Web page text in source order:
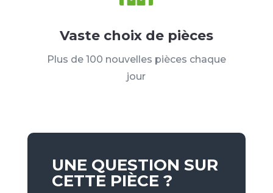
Vaste choix de pièces
Plus de 100 nouvelles pièces chaque
jour
UNE QUESTION SUR
CETTE PIÈCE ?